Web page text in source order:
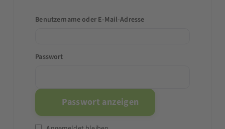
Benutzername oder E-Mail-Adresse
Passwort
Passwort anzeigen